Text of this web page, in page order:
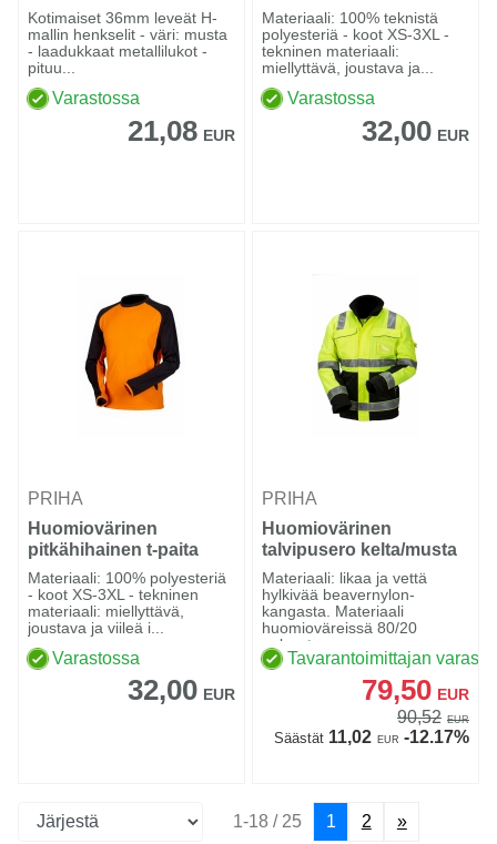
Kotimaiset 36mm leveät H-
mallin henkselit - väri: musta
- laadukkaat metallilukot -
pituu...
Varastossa
21,08 EUR
kelta/musta - 4088
Materiaali: 100% teknistä
polyesteriä - koot XS-3XL -
tekninen materiaali:
miellyttävä, joustava ja...
Varastossa
32,00 EUR
PRIHA
Huomiovärinen
pitkähihainen t-paita
oranssi/musta - 4089
Materiaali: 100% polyesteriä
- koot XS-3XL - tekninen
materiaali: miellyttävä,
joustava ja viileä i...
Varastossa
32,00 EUR
PRIHA
Huomiovärinen
talvipusero kelta/musta
EN 20471 Lk.2 - 4076
Materiaali: likaa ja vettä
hylkivää beavernylon-
kangasta. Materiaali
huomioväreissä 80/20
polyester...
Tavarantoimittajan
79,50 EUR
90,52 EUR
Säästät11,02 EUR -12.17%
1-18 / 25 1 2 »